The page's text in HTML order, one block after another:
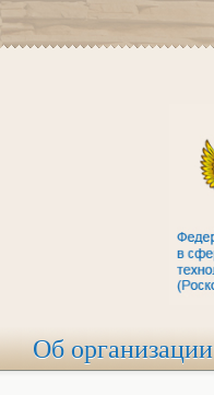
Об организации